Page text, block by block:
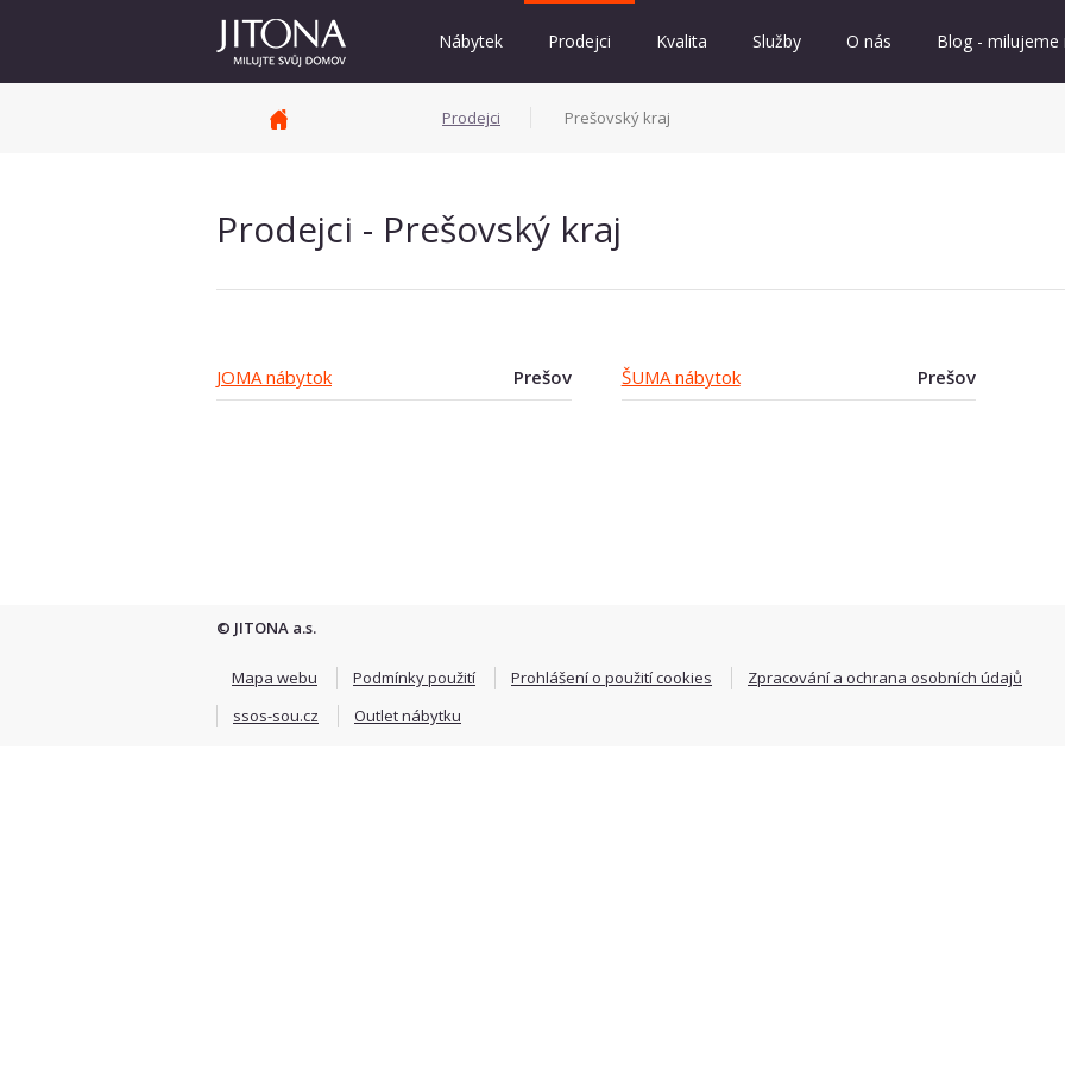
Nábytek Prodejci Kvalita Služby O nás Blog - milujeme
Prodejci Prešovský kraj
Prodejci - Prešovský kraj
JOMA nábytok Prešov ŠUMA nábytok Prešov
© JITONA a.s.
Mapa webu Podmínky použití Prohlášení o použití cookies
Zpracování a ochrana osobních údajů
ssos-sou.cz
Outlet nábytku